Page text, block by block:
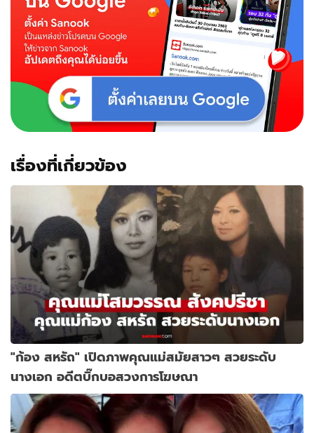
เรื่องที่เกี่ยวข้อง
"ก้อง สหรัถ" เปิดภาพคุณแม่สมัยสาวๆ สวยระดับ
นางเอก อดีตบิ๊กบอสวงการโฆษณา